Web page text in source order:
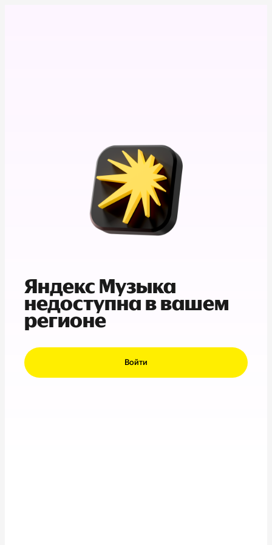
Яндекс Музыка
недоступна в вашем
регионе
Войти